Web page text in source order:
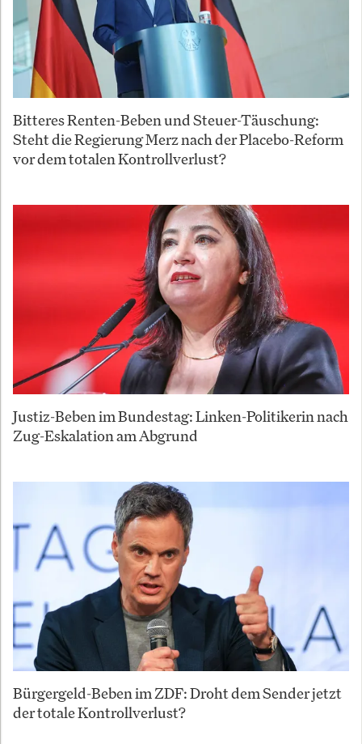
Bitteres Renten-Beben und Steuer-Täuschung:
Steht die Regierung Merz nach der Placebo-Reform
vor dem totalen Kontrollverlust?
Justiz-Beben im Bundestag: Linken-Politikerin nach
Zug-Eskalation am Abgrund
Bürgergeld-Beben im ZDF: Droht dem Sender jetzt
der totale Kontrollverlust?